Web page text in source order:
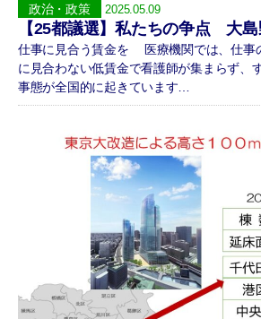
政治・政策 2025.05.09
【25都議選】私たちの争点 大
仕事に見合う賃金を 医療機関では、仕事
に見合わない低賃金で看護師が集まらず、
事態が全国的に起きています…